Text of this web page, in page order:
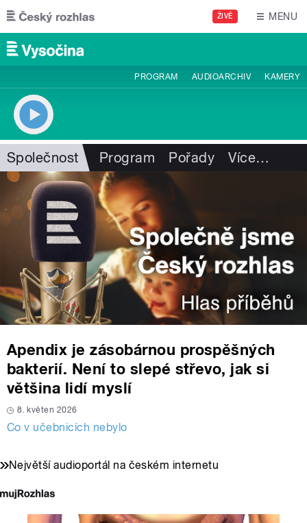
Přejít k hlavnímu obsahu
ŽIVĚ MENU
PROGRAM AUDIOARCHIV KAMERY
Společnost Program Pořady Více…
Apendix je zásobárnou prospěšných
bakterií. Není to slepé střevo, jak si
většina lidí myslí
8. květen 2026
Co v učebnicích nebylo
Největší audioportál na českém internetu